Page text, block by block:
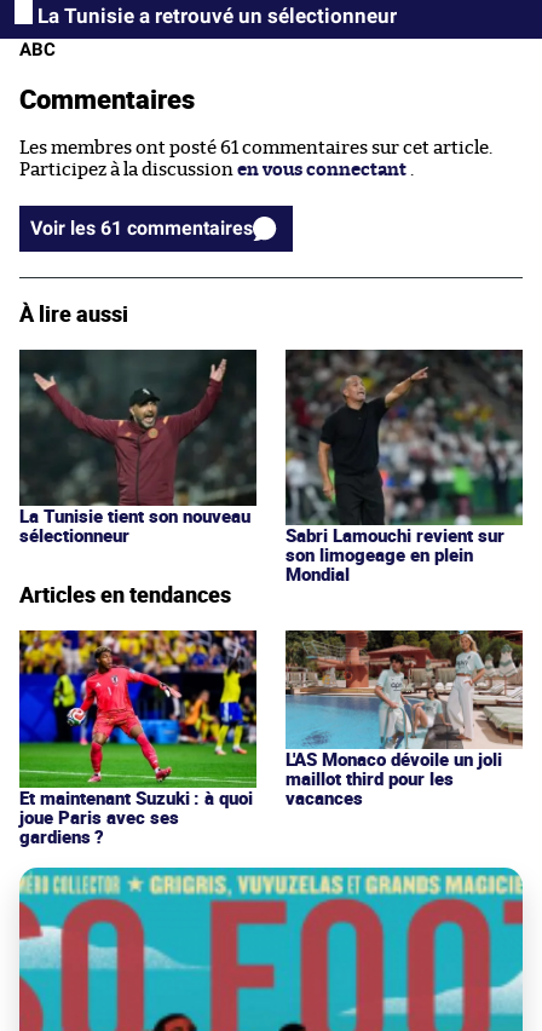
La Tunisie a retrouvé un sélectionneur
ABC
Commentaires
Les membres ont posté 61 commentaires sur cet article.
Participez à la discussion en vous connectant .
Voir les 61 commentaires
À lire aussi
La Tunisie tient son nouveau
sélectionneur
Sabri Lamouchi revient sur
son limogeage en plein
Mondial
Articles en tendances
Et maintenant Suzuki : à quoi
joue Paris avec ses
gardiens ?
L'AS Monaco dévoile un joli
maillot third pour les
vacances